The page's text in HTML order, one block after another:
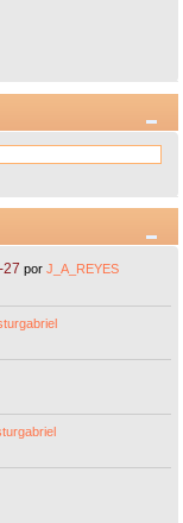
27 porJ_A_REYES